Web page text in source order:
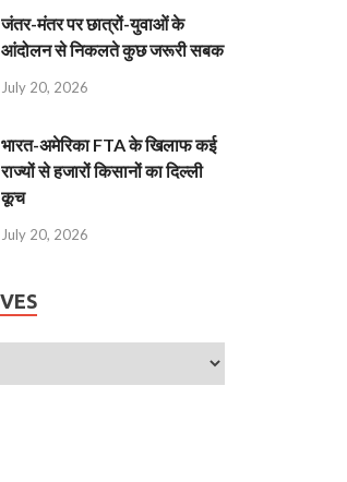
जंतर-मंतर पर छात्रों-युवाओं के
आंदोलन से निकलते कुछ जरूरी सबक
July 20, 2026
भारत-अमेरिका FTA के खिलाफ कई
राज्यों से हजारों किसानों का दिल्ली
कूच
July 20, 2026